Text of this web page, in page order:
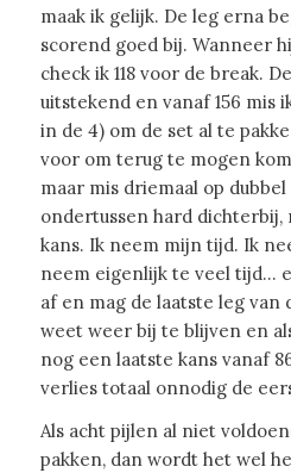
maak ik gelijk. De leg erna
scorend goed bij. Wanneer
check ik 118 voor de break.
uitstekend en vanaf 156 mis
in de 4) om de set al te
voor om terug te mogen
maar mis driemaal op dubbel
ondertussen hard dichterbij,
kans. Ik neem mijn tijd. Ik
neem eigenlijk te veel tijd…
af en mag de laatste leg van
weet weer bij te blijven en
nog een laatste kans vanaf
verlies totaal onnodig de
Als acht pijlen al niet
pakken, dan wordt het wel